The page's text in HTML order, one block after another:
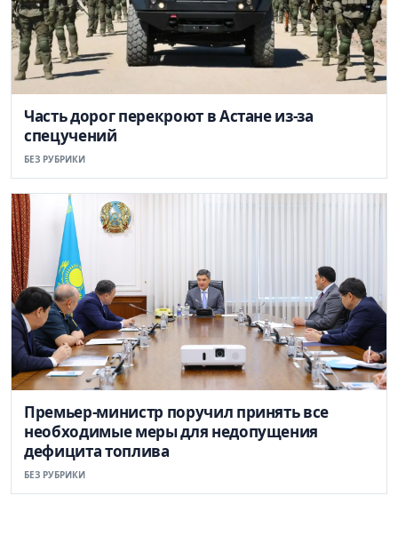
Часть дорог перекроют в Астане из-за
спецучений
БЕЗ РУБРИКИ
Премьер-министр поручил принять все
необходимые меры для недопущения
дефицита топлива
БЕЗ РУБРИКИ